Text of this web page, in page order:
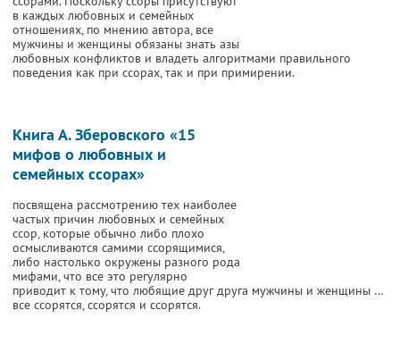
в каждых любовных и семейных
отношениях, по мнению автора, все
мужчины и женщины обязаны знать азы
любовных конфликтов и владеть алгоритмами правильного
поведения как при ссорах, так и при примирении.
Книга А. Зберовского «15
мифов о любовных и
семейных ссорах»
посвящена рассмотрению тех наиболее
частых причин любовных и семейных
ссор, которые обычно либо плохо
осмысливаются самими ссорящимися,
либо настолько окружены разного рода
мифами, что все это регулярно
приводит к тому, что любящие друг друга мужчины и женщины …
все ссорятся, ссорятся и ссорятся.